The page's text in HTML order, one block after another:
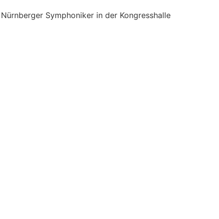
Symphoniker in der Kongresshalle